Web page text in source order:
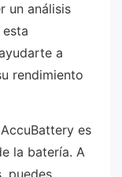
un análisis
a
rendimiento
es
la batería. A